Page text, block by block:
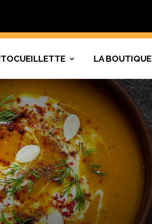
LA BOUTIQUE